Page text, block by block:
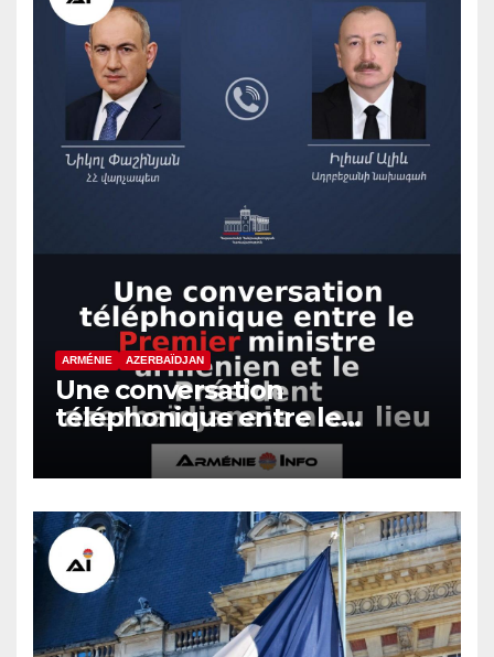
ARMÉNIE AZERBAÏDJAN
Une conversation
téléphonique entre le
Premier ministre arménien
et le Président